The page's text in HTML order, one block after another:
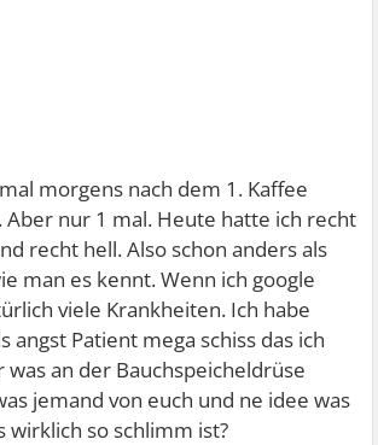
morgens nach dem 1. Kaffee
Aber nur 1 mal. Heute hatte ich recht
recht hell. Also schon anders als
man es kennt. Wenn ich google
viele Krankheiten. Ich habe
angst Patient mega schiss das ich
an der Bauchspeicheldrüse
jemand von euch und ne idee was
wirklich so schlimm ist?